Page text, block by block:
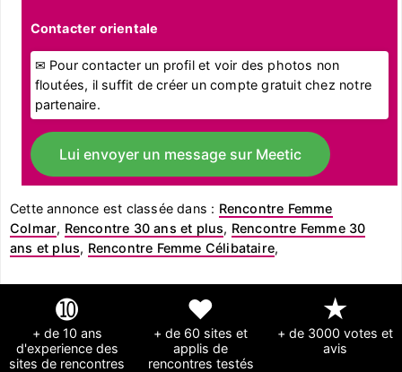
Contacter orientale
✉ Pour contacter un profil et voir des photos non
floutées, il suffit de créer un compte gratuit chez notre
partenaire.
Lui envoyer un message sur Meetic
Cette annonce est classée dans : Rencontre Femme
Colmar, Rencontre 30 ans et plus, Rencontre Femme 30
ans et plus, Rencontre Femme Célibataire,
➓
+ de 10 ans
d'experience des
sites de rencontres
❤
+ de 60 sites et
applis de
rencontres testés
★
+ de 3000 votes et
avis